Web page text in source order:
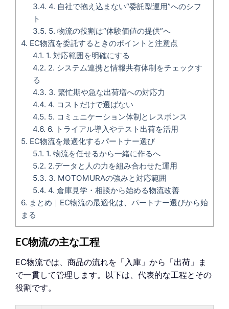
3.4. 4. 自社で抱え込まない“委託型運用”へのシフ
ト
3.5. 5. 物流の役割は“体験価値の提供”へ
4. EC物流を委託するときのポイントと注意点
4.1. 1. 対応範囲を明確にする
4.2. 2. システム連携と情報共有体制をチェックす
る
4.3. 3. 繁忙期や急な出荷増への対応力
4.4. 4. コストだけで選ばない
4.5. 5. コミュニケーション体制とレスポンス
4.6. 6. トライアル導入やテスト出荷を活用
5. EC物流を最適化するパートナー選び
5.1. 1. 物流を任せるから一緒に作るへ
5.2. 2.データと人の力を組み合わせた運用
5.3. 3. MOTOMURAの強みと対応範囲
5.4. 4. 倉庫見学・相談から始める物流改善
6. まとめ｜EC物流の最適化は、パートナー選びから始
まる
EC物流の主な工程
EC物流では、商品の流れを「入庫」から「出荷」ま
で一貫して管理します。以下は、代表的な工程とその
役割です。